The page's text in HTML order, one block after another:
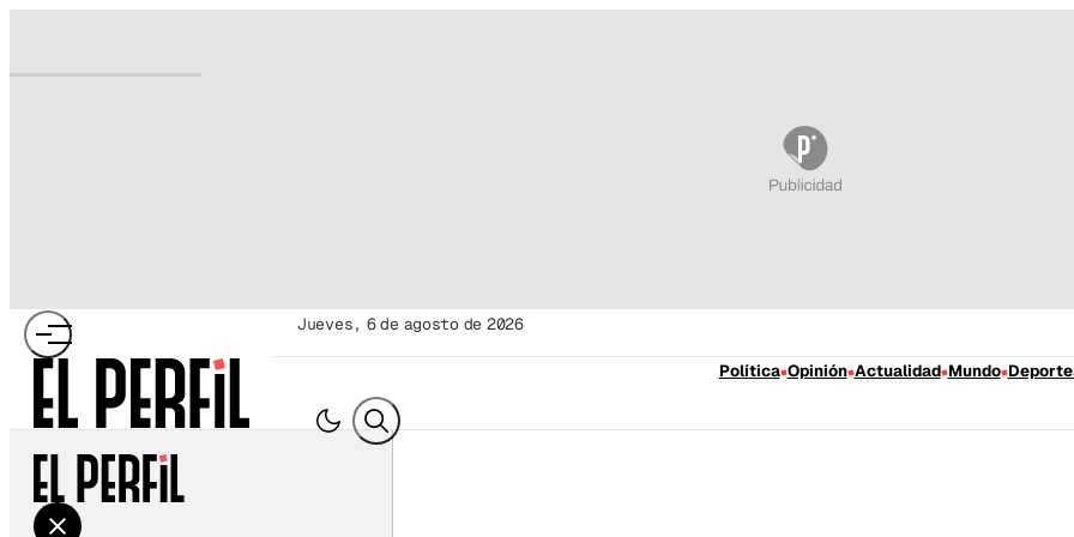
jueves, 6 de agosto de 2026
Política Opinión Actualidad Mundo